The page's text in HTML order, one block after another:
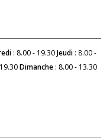
: 8.00 - 19.30Jeudi : 8.00 -
Dimanche : 8.00 - 13.30